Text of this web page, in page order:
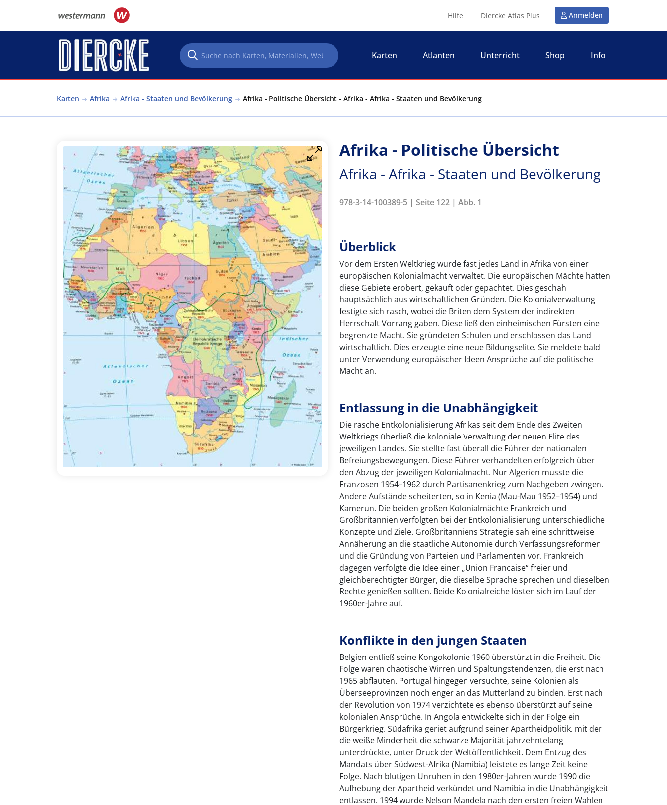
Hilfe Diercke Atlas Plus Anmelden
Karten Atlanten Unterricht Shop Info
Karten Afrika Afrika - Staaten und Bevölkerung Afrika - Politische Übersicht - Afrika - Afrika - Staaten und Bevölkerung
Afrika - Politische Übersicht
Afrika - Afrika - Staaten und Bevölkerung
978-3-14-100389-5 | Seite 122 | Abb. 1
Überblick
Vor dem Ersten Weltkrieg wurde fast jedes Land in Afrika von einer
europäischen Kolonialmacht verwaltet. Die europäischen Mächte hatten
diese Gebiete erobert, gekauft oder gepachtet. Dies geschah
hauptsächlich aus wirtschaftlichen Gründen. Die Kolonialverwaltung
festigte sich rasch, wobei die Briten dem System der indirekten
Herrschaft Vorrang gaben. Diese ließ den einheimischen Fürsten eine
begrenzte Macht. Sie gründeten Schulen und erschlossen das Land
wirtschaftlich. Dies erzeugte eine neue Bildungselite. Sie meldete bald
unter Verwendung europäischer Ideen Ansprüche auf die politische
Macht an.
Entlassung in die Unabhängigkeit
Die rasche Entkolonialisierung Afrikas seit dem Ende des Zweiten
Weltkriegs überließ die koloniale Verwaltung der neuen Elite des
jeweiligen Landes. Sie stellte fast überall die Führer der nationalen
Befreiungsbewegungen. Diese Führer verhandelten erfolgreich über
den Abzug der jeweiligen Kolonialmacht. Nur Algerien musste die
Franzosen 1954–1962 durch Partisanenkrieg zum Nachgeben zwingen.
Andere Aufstände scheiterten, so in Kenia (Mau-Mau 1952–1954) und
Kamerun. Die beiden großen Kolonialmächte Frankreich und
Großbritannien verfolgten bei der Entkolonialisierung unterschiedliche
Konzepte und Ziele. Großbritanniens Strategie sah eine schrittweise
Annäherung an die staatliche Autonomie durch Verfassungsreformen
und die Gründung von Parteien und Parlamenten vor. Frankreich
dagegen verfolgte die Idee einer „Union Francaise“ freier und
gleichberechtigter Bürger, die dieselbe Sprache sprechen und dieselben
Rechte genießen sollten. Beide Kolonialreiche lösten sich im Lauf der
1960er-Jahre auf.
Konflikte in den jungen Staaten
Belgien entließ seine Kongokolonie 1960 überstürzt in die Freiheit. Die
Folge waren chaotische Wirren und Spaltungstendenzen, die erst nach
1965 abflauten. Portugal hingegen versuchte, seine Kolonien als
Überseeprovinzen noch enger an das Mutterland zu binden. Erst nach
der Revolution von 1974 verzichtete es ebenso überstürzt auf seine
kolonialen Ansprüche. In Angola entwickelte sich in der Folge ein
Bürgerkrieg. Südafrika geriet aufgrund seiner Apartheidpolitik, mit der
die weiße Minderheit die schwarze Majorität jahrzehntelang
unterdrückte, unter Druck der Weltöffentlichkeit. Dem Entzug des
Mandats über Südwest-Afrika (Namibia) leistete es lange Zeit keine
Folge. Nach blutigen Unruhen in den 1980er-Jahren wurde 1990 die
Aufhebung der Apartheid verkündet und Namibia in die Unabhängigkeit
entlassen. 1994 wurde Nelson Mandela nach den ersten freien Wahlen